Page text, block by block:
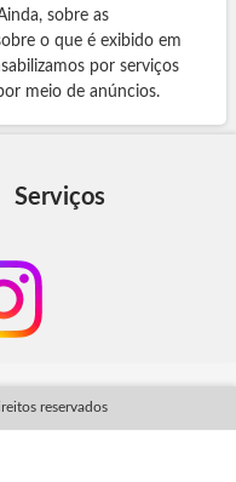
sobre as
o que é exibido em
por serviços
meio de anúncios.
Serviços
reservados